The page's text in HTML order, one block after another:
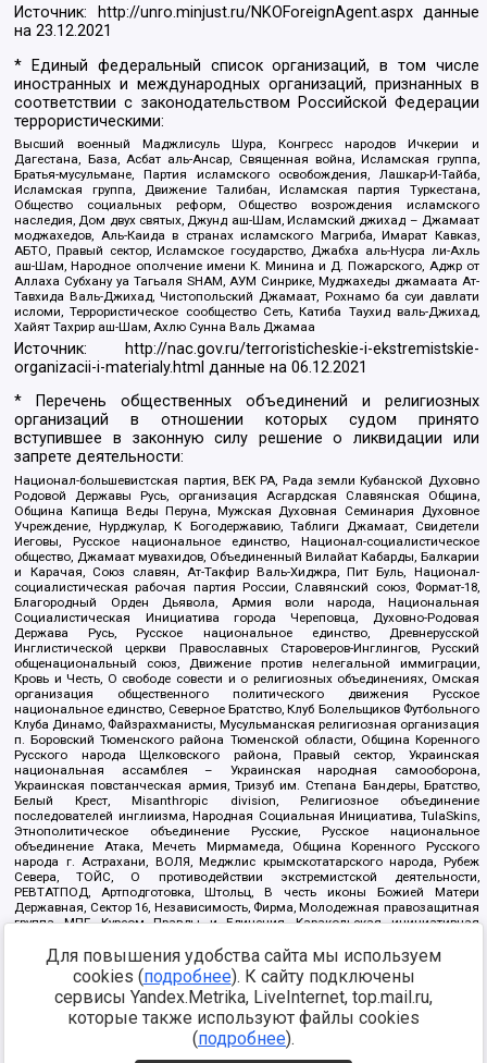
Источник: http://unro.minjust.ru/NKOForeignAgent.aspxданные
на23.12.2021
* Единый федеральный список организаций, в том числе
иностранных и международных организаций, признанных в
соответствии с законодательством Российской Федерации
террористическими:
Высший военный Маджлисуль Шура, Конгресс народов Ичкерии и
Дагестана, База, Асбат аль-Ансар, Священная война, Исламская группа,
Братья-мусульмане, Партия исламского освобождения, Лашкар-И-Тайба,
Исламская группа, Движение Талибан, Исламская партия Туркестана,
Общество социальных реформ, Общество возрождения исламского
наследия, Дом двух святых, Джунд аш-Шам, Исламский джихад – Джамаат
моджахедов, Аль-Каида в странах исламского Магриба, Имарат Кавказ,
АБТО, Правый сектор, Исламское государство, Джабха аль-Нусра ли-Ахль
аш-Шам, Народное ополчение имени К. Минина и Д. Пожарского, Аджр от
Аллаха Субхану уа Тагьаля SHAM, АУМ Синрике, Муджахеды джамаата Ат-
Тавхида Валь-Джихад, Чистопольский Джамаат, Рохнамо ба суи давлати
исломи, Террористическое сообщество Сеть, Катиба Таухид валь-Джихад,
Хайят Тахрир аш-Шам, Ахлю Сунна Валь Джамаа
Источник:
http://nac.gov.ru/terroristicheskie-i-ekstremistskie-
organizacii-i-materialy.html данные на06.12.2021
* Перечень общественных объединений и религиозных
организаций в отношении которых судом принято
вступившее в законную силу решение о ликвидации или
запрете деятельности:
Национал-большевистская партия, ВЕК РА, Рада земли Кубанской Духовно
Родовой Державы Русь, организация Асгардская Славянская Община,
Община Капища Веды Перуна, Мужская Духовная Семинария Духовное
Учреждение, Нурджулар, К Богодержавию, Таблиги Джамаат, Свидетели
Иеговы, Русское национальное единство, Национал-социалистическое
общество, Джамаат мувахидов, Объединенный Вилайат Кабарды, Балкарии
и Карачая, Союз славян, Ат-Такфир Валь-Хиджра, Пит Буль, Национал-
социалистическая рабочая партия России, Славянский союз, Формат-18,
Благородный Орден Дьявола, Армия воли народа, Национальная
Социалистическая Инициатива города Череповца, Духовно-Родовая
Держава Русь, Русское национальное единство, Древнерусской
Инглистической церкви Православных Староверов-Инглингов, Русский
общенациональный союз, Движение против нелегальной иммиграции,
Кровь и Честь, О свободе совести и о религиозных объединениях, Омская
организация общественного политического движения Русское
национальное единство, Северное Братство, Клуб Болельщиков Футбольного
Клуба Динамо, Файзрахманисты, Мусульманская религиозная организация
п. Боровский Тюменского района Тюменской области, Община Коренного
Русского народа Щелковского района, Правый сектор, Украинская
национальная ассамблея – Украинская народная самооборона,
Украинская повстанческая армия, Тризуб им. Степана Бандеры, Братство,
Белый Крест, Misanthropic division, Религиозное объединение
последователей инглиизма, Народная Социальная Инициатива, TulaSkins,
Этнополитическое объединение Русские, Русское национальное
объединение Атака, Мечеть Мирмамеда, Община Коренного Русского
народа г. Астрахани, ВОЛЯ, Меджлис крымскотатарского народа, Рубеж
Севера, ТОЙС, О противодействии экстремистской деятельности,
РЕВТАТПОД, Артподготовка, Штольц, В честь иконы Божией Матери
Державная, Сектор 16, Независимость, Фирма, Молодежная правозащитная
группа МПГ, Курсом Правды и Единения, Каракольская инициативная
Благотворительный пансионат Ак Умут, Русская республика Русь,
Арестантское уголовное единство, Башкорт, Нация и свобода, W.H.С., Фалунь
Дафа, Иртыш Ultras, Русский Патриотический клуб-Новокузнецк/РПК,
Сибирский державный союз, Фонд борьбы с коррупцией, Фонд защиты прав
граждан, Штабы Навального, Совет граждан СССР Прикубанского округа г.
Краснодара
https://minjust.gov.ru/ru/documents/7822/
Для повышения удобства сайта мы используем
cookies (подробнее). К сайту подключены
сервисы Yandex.Metrika, LiveInternet, top.mail.ru,
которые также используют файлы cookies
(подробнее).